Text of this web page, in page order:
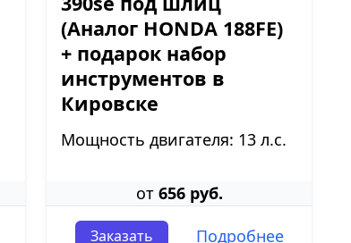
(Аналог HONDA 188FE)
+ подарок набор
инструментов в
Кировске
Мощность двигателя: 13 л.с.
от 656 руб.
Заказать Подробнее